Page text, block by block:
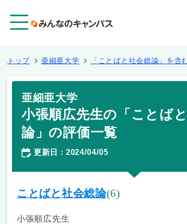
トップ 亜細亜大学 「ことばと社会総論」を含
亜細亜大学
小張順広先生の「ことば
論」の評価一覧
更新日 ： 2024/04/05
ことばと社会総論(6)
小張順広先生